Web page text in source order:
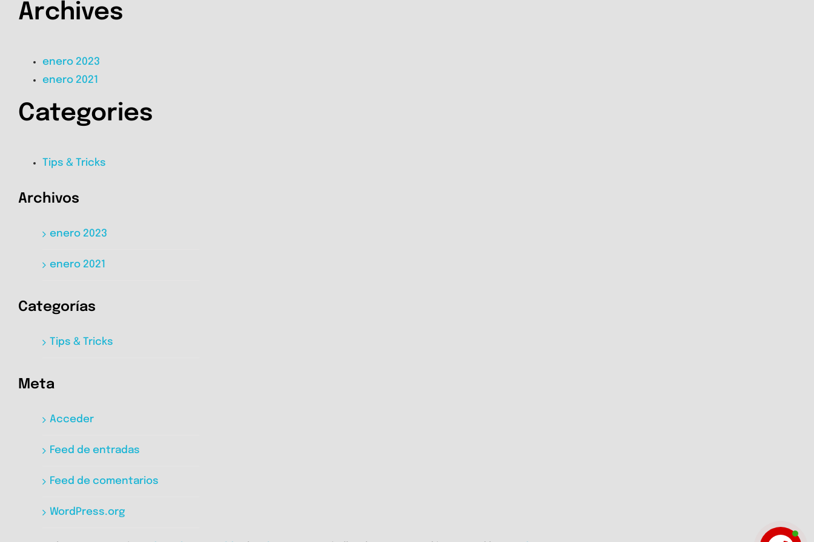
Archives
enero 2023
enero 2021
Categories
Tips & Tricks
Archivos
enero 2023
enero 2021
Categorías
Tips & Tricks
Meta
Acceder
Feed de entradas
Feed de comentarios
WordPress.org